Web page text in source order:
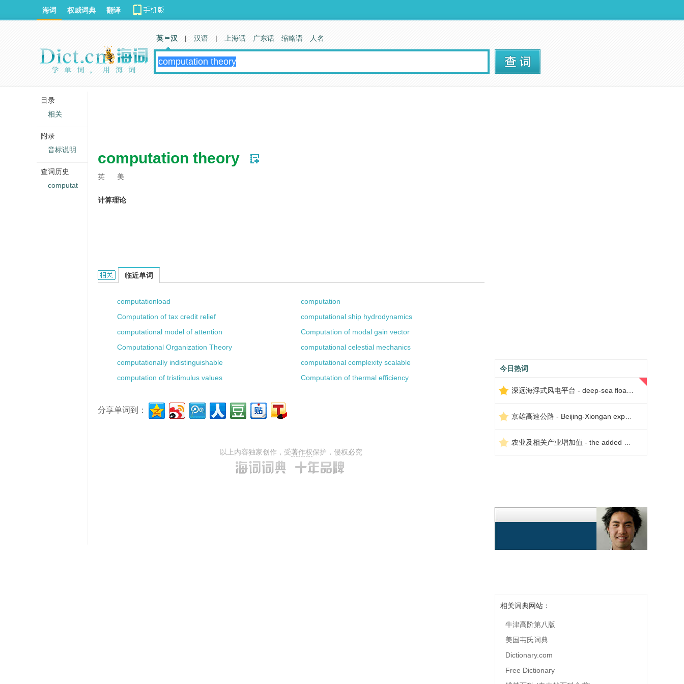
computation theory
英 美
计算理论
computation theory的相关资料：
临近单词
computationload
computation
Computation of tax credit relief
computational ship hydrodynamics
computational model of attention
Computation of modal gain vector
Computational Organization Theory
computational celestial mechanics
computationally indistinguishable
computational complexity scalable
computation of tristimulus values
Computation of thermal efficiency
分享单词到：
以上内容独家创作，受著作权保护，侵权必究
今日热词
相关词典网站：
牛津高阶第八版
美国韦氏词典
Dictionary.com
Free Dictionary
海词 权威词典 翻译
英 汉 | 汉语 | 上海话 广东话 缩略语 人名
目录
相关
附录
音标说明
查词历史
computat